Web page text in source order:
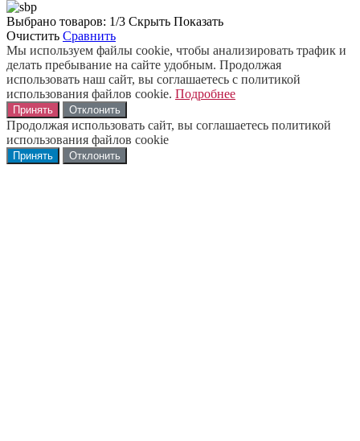
Выбрано товаров: 1/3 Скрыть Показать
Очистить Сравнить
Мы используем файлы cookie, чтобы анализировать трафик и
делать пребывание на сайте удобным. Продолжая
использовать наш сайт, вы соглашаетесь с политикой
использования файлов cookie. Подробнее
Принять Отклонить
Продолжая использовать сайт, вы соглашаетесь политикой
использования файлов cookie
Принять Отклонить